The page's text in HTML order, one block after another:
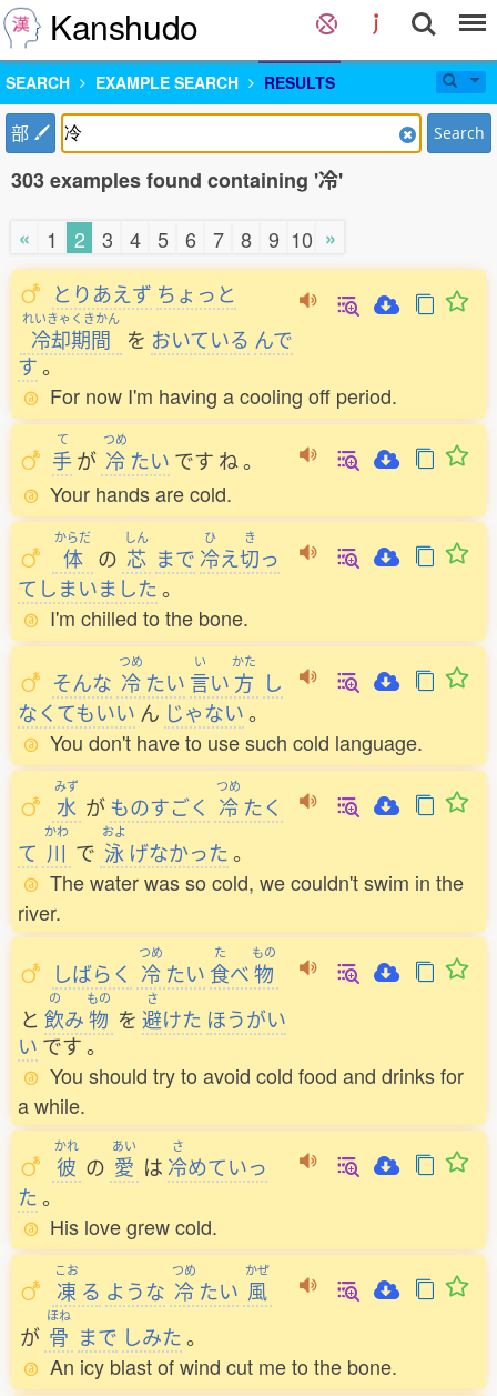
Kanshudo
SEARCH EXAMPLE SEARCH RESULTS
部 Search
303 examples found containing '冷'
« 1 2 3 4 5 6 7 8 9 10 »
とりあえず ちょっと
れいきゃくきかん
冷却期間 を おいている んで
す。
For now I'm having a cooling off period.
て
手が
つめ
冷たい です ね。
Your hands are cold.
からだ
体 の
しん
芯 まで
ひ
冷え
き
切っ
てしまいました。
I'm chilled to the bone.
そんな
つめ
冷たい
い
言い
かた
方 し
なくてもいい ん じゃない。
You don't have to use such cold language.
みず
水 がものすごく
つめ
冷たく
て
かわ
川 で
およ
泳 げなかった。
The water was so cold, we couldn't swim in the
river.
しばらく
つめ
冷たい
た
食べ
もの
物
と
の
飲み
もの
物 を
さ
避けた ほうがい
い です。
You should try to avoid cold food and drinks for
a while.
かれ
彼 の
あい
愛 は
さ
冷めていっ
た。
His love grew cold.
こお
凍 る ような
つめ
冷たい
かぜ
風
が
ほね
骨 まで しみた。
An icy blast of wind cut me to the bone.